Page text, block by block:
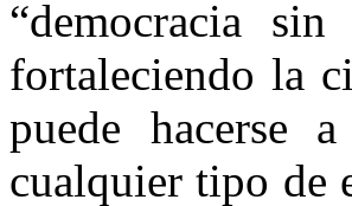
“democracia
fortaleciendo la
puede hacerse
cualquier tipo de